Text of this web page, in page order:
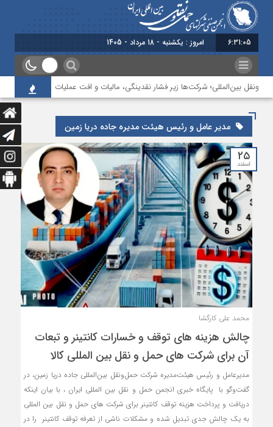
6:31:06 امروز : یکشنبه - 18 مرداد - 1405
بین‌المللی؛ شرکت‌ها زیر فشار نقدینگی، مالیات و افت عملیات بررسی
مدیر عامل و رئیس هیئت مدیره جاده دریا زمین
۲۵
اسفند
محمد علی کارگشا
چالش هزینه های توقف و خسارات کانتینر و تبعات
آن برای شرکت های حمل و نقل بین المللی کالا
مدیرعامل و رئیس هیئت‌مدیره شرکت حمل‌ونقل بین‌المللی جاده دریا زمین، در
گفت‌وگو با پایگاه خبری انجمن حمل و نقل بین المللی ایران ، با بیان اینکه
دریافت و پرداخت هزینه توقف کانتینر برای شرکت های حمل و نقل بین المللی
به یک چالش جدی تبدیل شده و مشکلات ناشی از تعرفه توقف کانتینر را در